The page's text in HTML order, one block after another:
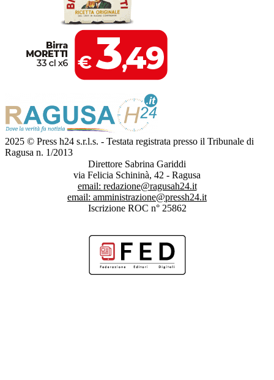
2025 © Press h24 s.r.l.s. - Testata registrata presso il Tribunale di
Ragusa n. 1/2013
Direttore Sabrina Gariddi
via Felicia Schininà, 42 - Ragusa
email: redazione@ragusah24.it
email: amministrazione@pressh24.it
Iscrizione ROC n° 25862